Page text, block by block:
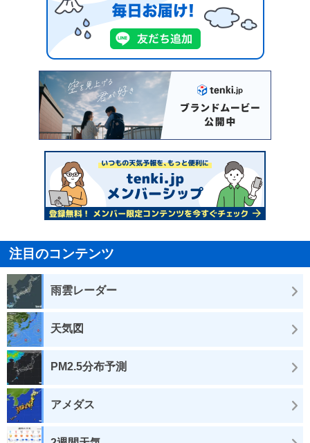
注目のコンテンツ
雨雲レーダー
天気図
PM2.5分布予測
アメダス